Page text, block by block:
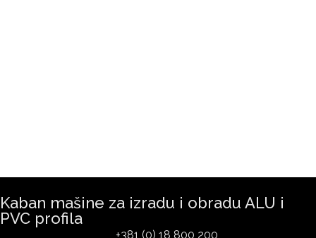
Kaban mašine za izradu i obradu ALU i
PVC profila
+381 (0) 18 800 200